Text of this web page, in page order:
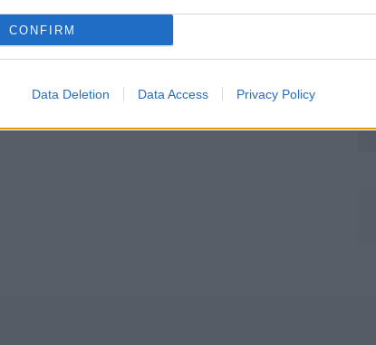
CONFIRM
Data Deletion Data Access Privacy Policy